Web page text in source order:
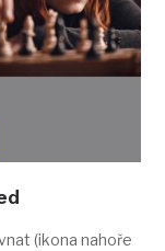
(ikona nahoře